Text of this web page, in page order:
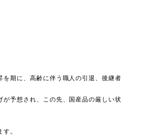
期に、高齢に伴う職人の引退、後継者
予想され、この先、国産品の厳しい状
。